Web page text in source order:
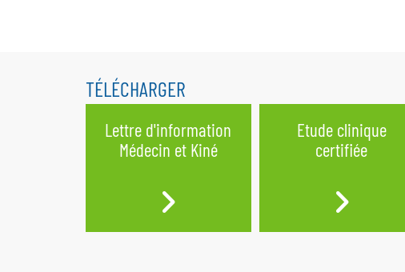
TÉLÉCHARGER
Lettre d'information
Médecin et Kiné
Etude clinique
certifiée